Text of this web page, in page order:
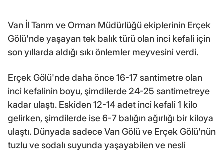
Van İl Tarım ve Orman Müdürlüğü ekiplerinin Erçek
Gölü'nde yaşayan tek balık türü olan inci kefali için
son yıllarda aldığı sıkı önlemler meyvesini verdi.
Erçek Gölü'nde daha önce 16-17 santimetre olan
inci kefalinin boyu, şimdilerde 24-25 santimetreye
kadar ulaştı. Eskiden 12-14 adet inci kefali 1 kilo
gelirken, şimdilerde ise 6-7 balığın ağırlığı bir kiloya
ulaştı. Dünyada sadece Van Gölü ve Erçek Gölü'nün
tuzlu ve sodalı suyunda yaşayabilen ve nesli